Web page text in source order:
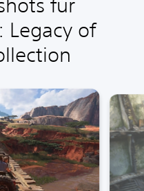
für
Legacy of